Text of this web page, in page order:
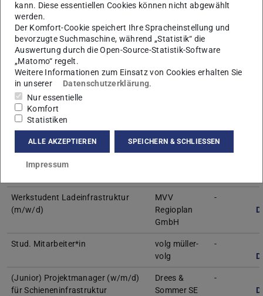
Externe Stellen
Stelle /Job
Organisation
Frist /
Werksstudent (w/m/d) im Bereich
Projektsteuerung
Consult
GmbH
Trainee Hochspannungsnetz
Werkstudent Ladeinfrastruktur
(m/w/d)
MVV
Regioplan
GmbH
-
Stud. Mitarbeiter*in
volg müller-
volg
-
(Junior) Projektmanager (w/m/d)
für Schieneninfrastruktur
Drees &
Sommer SE
-
kann. Diese essentiellen Cookies können nicht abgewählt
werden.
Der Komfort-Cookie speichert Ihre Spracheinstellung und
bevorzugte Suchmaschine, während „Statistik“ die
Auswertung durch die Open-Source-Statistik-Software
„Matomo“ regelt.
Weitere Informationen zum Einsatz von Cookies erhalten Sie
in unserer
Datenschutzerklärung.
Nur essentielle
Komfort
Statistiken
ALLE AKZEPTIEREN SPEICHERN & SCHLIESSEN
Impressum